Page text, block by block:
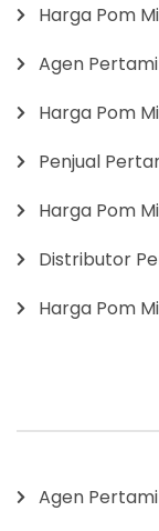
Harga Pom
Agen
Harga Pom
Penjual
Harga Pom
Distributor
Harga Pom
Agen